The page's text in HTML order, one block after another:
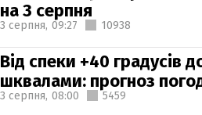
на 3 серпня
3 серпня, 09:27 10938
Від спеки +40 градусів
шквалами: прогноз
3 серпня, 08:00 5459